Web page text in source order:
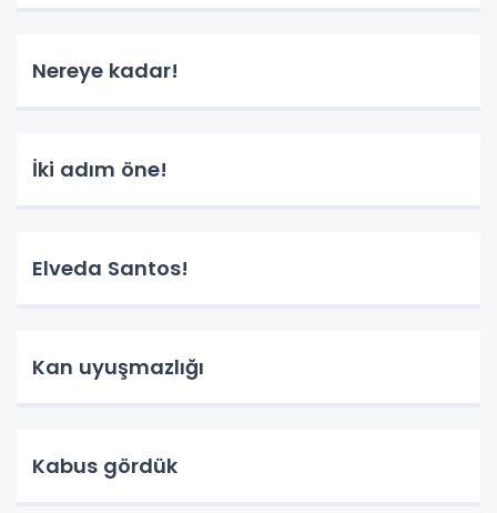
Nereye kadar!
İki adım öne!
Elveda Santos!
Kan uyuşmazlığı
Kabus gördük